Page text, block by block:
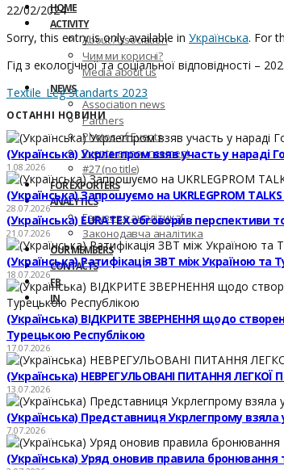
HOME
ACTIVITY
About Association
Чим ми корисні?
Media about us
NEWS
Association news
Partners
Photos of Events
Events announcement
#27 (no title)
FOR EXPORTERS
ANALYTICS
Галузева аналітика[
Законодавча аналітика
OUR MEMBERS
CONTACTS
FB
IN
22/02/2024
Sorry, this entry is only available in Українська. For
Гід з екологічної та соціальної відповідності –
Textile_Leg Standarts 2023
ОСТАННІ НОВИНИ
(Українська) Укрлегпром взяв участь у нараді
1.08.2026
(Українська) Запрошуємо на UKRLEGPROM
28.07.2026
(Українська) EURATEX обговорив перспективи
21.07.2026
(Українська) Ратифікація ЗВТ між Україною та
18.07.2026
(Українська) ВІДКРИТЕ ЗВЕРНЕННЯ щодо
Турецькою Республікою
17.07.2026
(Українська) НЕВРЕГУЛЬОВАНІ ПИТАННЯ
13.07.2026
(Українська) Представниця Укрлегпрому взяла
7.07.2026
(Українська) Уряд оновив правила